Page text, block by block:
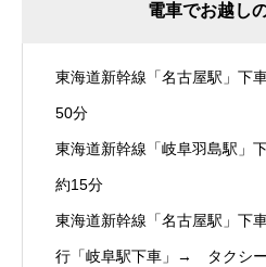
電車でお越し
東海道新幹線「名古屋駅」
50分
東海道新幹線「岐阜羽島駅
約15分
東海道新幹線「名古屋駅」下
行「岐阜駅下車」→ タクシ